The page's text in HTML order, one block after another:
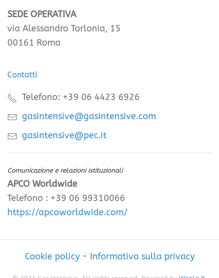
SEDE OPERATIVA
via Alessandro Torlonia, 15
00161 Roma
Contatti
Telefono: +39 06 4423 6926
gasintensive@gasintensive.com
gasintensive@pec.it
Comunicazione e relazioni istituzionali
APCO Worldwide
Telefono : +39 06 99310066
https://apcoworldwide.com/
Cookie policy- Informativa sulla privacy